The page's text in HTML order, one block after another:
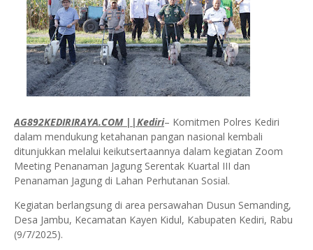
AG892KEDIRIRAYA.COM ||Kediri– Komitmen Polres Kediri
dalam mendukung ketahanan pangan nasional kembali
ditunjukkan melalui keikutsertaannya dalam kegiatan Zoom
Meeting Penanaman Jagung Serentak Kuartal III dan
Penanaman Jagung di Lahan Perhutanan Sosial.
Kegiatan berlangsung di area persawahan Dusun Semanding,
Desa Jambu, Kecamatan Kayen Kidul, Kabupaten Kediri, Rabu
(9/7/2025).